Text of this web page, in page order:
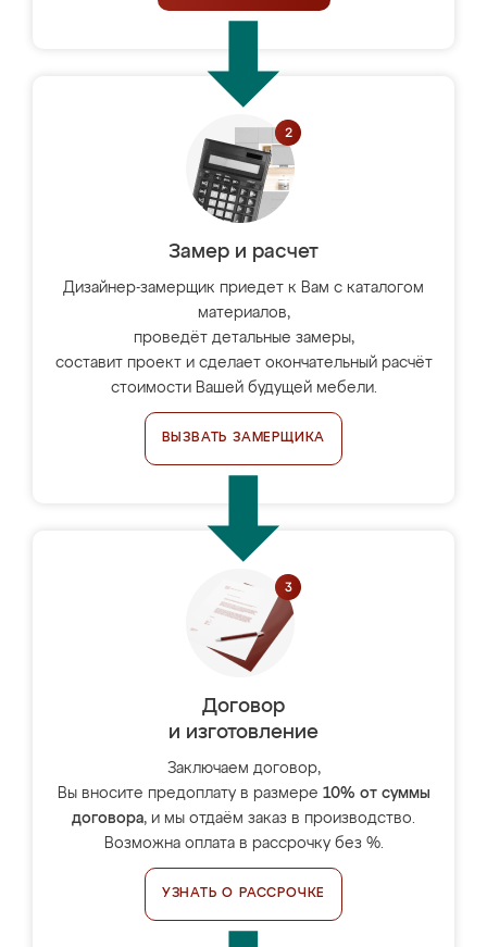
Замер и расчет
Дизайнер-замерщик приедет к Вам с каталогом
материалов,
проведёт детальные замеры,
составит проект и сделает окончательный расчёт
стоимости Вашей будущей мебели.
ВЫЗВАТЬ ЗАМЕРЩИКА
Договор
и изготовление
Заключаем договор,
Вы вносите предоплату в размере 10% от суммы
договора, и мы отдаём заказ в производство.
Возможна оплата в рассрочку без %.
УЗНАТЬ О РАССРОЧКЕ